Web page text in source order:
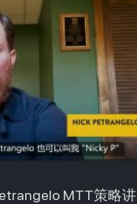
MTT策略讲